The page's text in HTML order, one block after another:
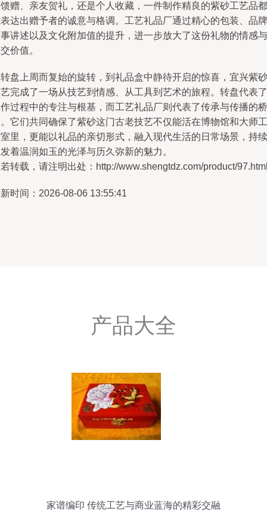
赠、亲友贺礼，还是个人收藏，一件制作精良的紫砂工艺品都
达出赠予者的诚意与格调。工艺礼品厂通过精心的包装、品牌
讲述以及文化附加值的提升，进一步放大了这份礼物的情感与
价值。
盘上周而复始的旋转，到礼品盒中静待开启的惊喜，宜兴紫砂
完成了一场从技艺到情感、从工具到艺术的旅程。转盘代表了
过程中的专注与根基，而工艺礼品厂则代表了传承与传播的桥
它们共同确保了紫砂这门古老技艺不仅能活在博物馆和大师工
里，更能以礼品的亲切形式，融入现代生活的日常场景，持续
着温润如玉的光泽与历久弥新的魅力。
转载，请注明出处：http://www.shengtdz.com/product/
时间：2026-08-06 13:55:41
产品大全
家谱编印 传统工艺与商业蓝海的精彩交融